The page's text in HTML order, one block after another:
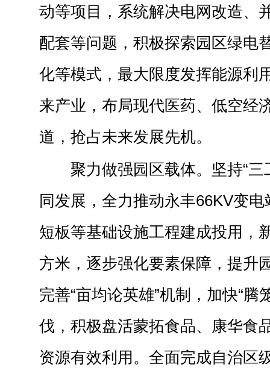
动等项目，系统解决电网改造、
配套等问题，积极探索园区绿电
化等模式，最大限度发挥能源利
来产业，布局现代医药、低空经
道，抢占未来发展先机。
聚力做强园区载体。坚持“
同发展，全力推动永丰66KV变
短板等基础设施工程建成投用，
方米，逐步强化要素保障，提升
完善“亩均论英雄”机制，加快“腾
伐，积极盘活蒙拓食品、康华食
资源有效利用。全面完成自治区